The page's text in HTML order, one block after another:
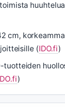
cm,
(IDO.fi)
tuotteiden
)